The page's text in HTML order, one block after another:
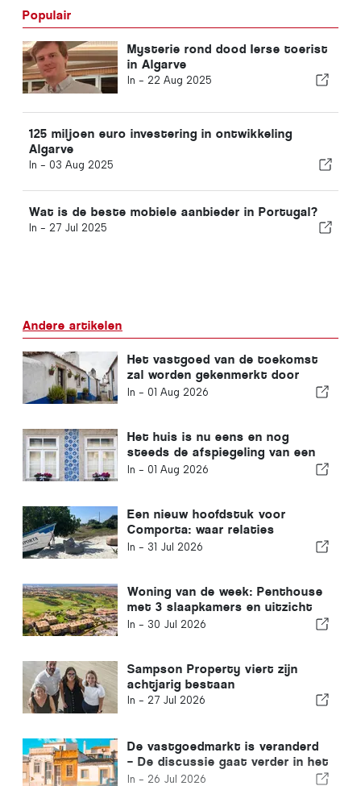
Populair
Mysterie rond dood Ierse toerist
in Algarve
In - 22 Aug 2025
125 miljoen euro investering in ontwikkeling
Algarve
In - 03 Aug 2025
Wat is de beste mobiele aanbieder in Portugal?
In - 27 Jul 2025
Andere artikelen
Het vastgoed van de toekomst
zal worden gekenmerkt door
veerkracht, niet alleen door de
In - 01 Aug 2026
Het huis is nu eens en nog
steeds de afspiegeling van een
groter probleem in Portugal
In - 01 Aug 2026
Een nieuw hoofdstuk voor
Comporta: waar relaties
buitengewone kansen creëren
In - 31 Jul 2026
Woning van de week: Penthouse
met 3 slaapkamers en uitzicht
op de golfbaan en de zee in
In - 30 Jul 2026
Sampson Property viert zijn
achtjarig bestaan
In - 27 Jul 2026
De vastgoedmarkt is veranderd
– De discussie gaat verder in het
verleden
In - 26 Jul 2026